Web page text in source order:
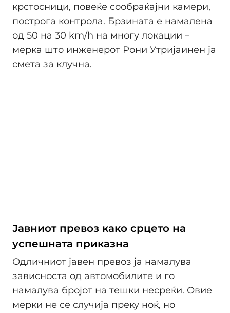
крстосници, повеќе сообраќајни камери,
построга контрола. Брзината е намалена
од 50 на 30 km/h на многу локации –
мерка што инженерот Рони Утријаинен ја
смета за клучна.
Јавниот превоз како срцето на
успешната приказна
Одличниот јавен превоз ја намалува
зависноста од автомобилите и го
намалува бројот на тешки несреќи. Овие
мерки не се случија преку ноќ, но